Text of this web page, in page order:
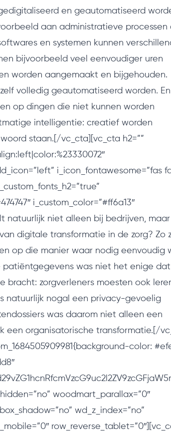
en geautomatiseerd
aan administratieve processen
en systemen kunnen
bijvoorbeeld veel eenvoudiger uren
worden aangemaakt en bijgehouden.
volledig geautomatiseerd worden. En
op dingen die niet kunnen worden
intelligentie: creatief worden
staan.[/vc_cta][vc_cta h2=””
i_icon_fontawesome=”fas
i_custom_color=”#ff6a13″
natuurlijk niet alleen bij bedrijven,
digitale transformatie in de zorg? Zo
op die manier waar nodig eenvoudig
was niet het enige dat
bracht: zorgverleners moesten ook
natuurlijk nogal een privacy-gevoelig
was daarom niet alleen een
een organisatorische transformatie.[/
color:
woodmart_parallax=”0″
wd_z_index=”no”